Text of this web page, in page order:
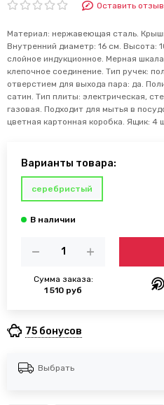
Оставить отзыв
Материал: нержавеющая сталь.
Внутренний диаметр: 16 см. Высота:
слойное индукционное. Мерная
клепочное соединение. Тип ручек:
отверстием для выхода пара: да.
сатин. Тип плиты: электрическая,
газовая. Подходит для мытья в
цветная картонная коробка. Ящик: 4
Варианты товара:
серебристый
Сумма заказа:
1 510 руб
75 бонусов
Выбрать